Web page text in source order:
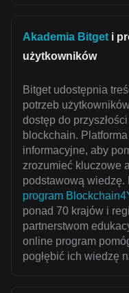
Akademia Bitget i
użytkowników
Bitget udostępnia
potrzeb
dostęp do
blockchain.
informacyjne, aby
zrozumieć kluczowe
podstawową wiedzę.
program
ponad 70 krajów i
partnerstwom
online program
pogłębić ich wiedzę